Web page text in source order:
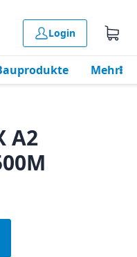
Login
Mehr
A2